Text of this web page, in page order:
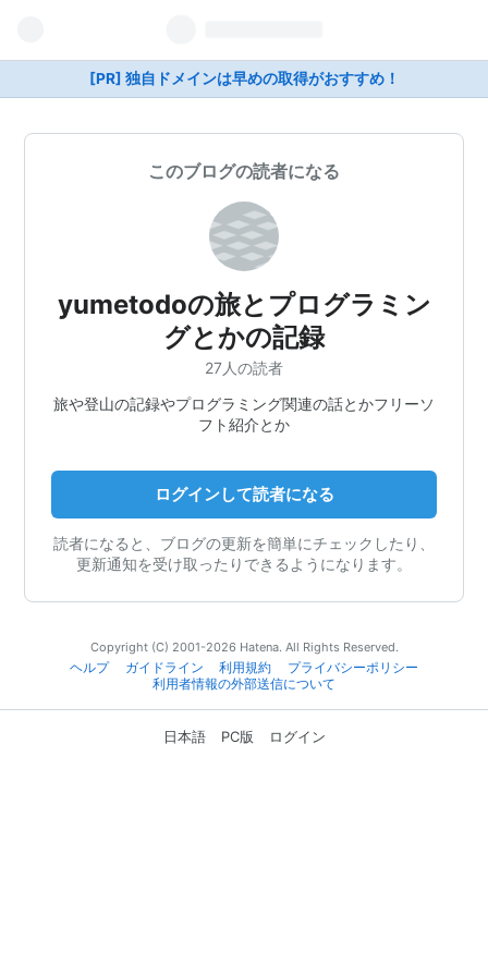
[PR] 独自ドメインは早めの取得がおすすめ！
このブログの読者になる
yumetodoの旅とプログラミン
グとかの記録
27人の読者
旅や登山の記録やプログラミング関連の話とかフリーソ
フト紹介とか
ログインして読者になる
読者になると、ブログの更新を簡単にチェックしたり、
更新通知を受け取ったりできるようになります。
Copyright (C) 2001-2026 Hatena. All Rights Reserved.
ヘルプ
ガイドライン 利用規約
プライバシーポリシー
利用者情報の外部送信について
日本語 PC版 ログイン